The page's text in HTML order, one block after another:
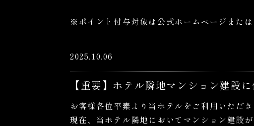
※ポイント付与対象は公式ホームページまた
2025.10.06
【重要】ホテル隣地マンション建設
お客様各位平素より当ホテルをご利用いただ
現在、当ホテル隣地においてマンション建設